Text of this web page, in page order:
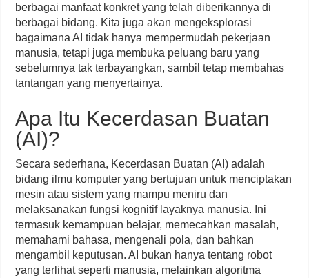
berbagai manfaat konkret yang telah diberikannya di
berbagai bidang. Kita juga akan mengeksplorasi
bagaimana AI tidak hanya mempermudah pekerjaan
manusia, tetapi juga membuka peluang baru yang
sebelumnya tak terbayangkan, sambil tetap membahas
tantangan yang menyertainya.
Apa Itu Kecerdasan Buatan
(AI)?
Secara sederhana, Kecerdasan Buatan (AI) adalah
bidang ilmu komputer yang bertujuan untuk menciptakan
mesin atau sistem yang mampu meniru dan
melaksanakan fungsi kognitif layaknya manusia. Ini
termasuk kemampuan belajar, memecahkan masalah,
memahami bahasa, mengenali pola, dan bahkan
mengambil keputusan. AI bukan hanya tentang robot
yang terlihat seperti manusia, melainkan algoritma